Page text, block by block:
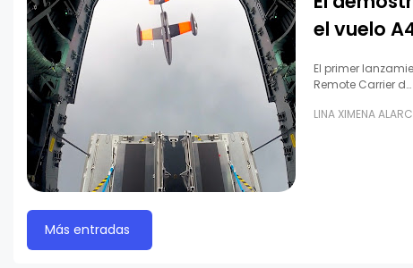
el vuelo
El primer
Remote Carrier d…
LINA XIMENA
Más entradas